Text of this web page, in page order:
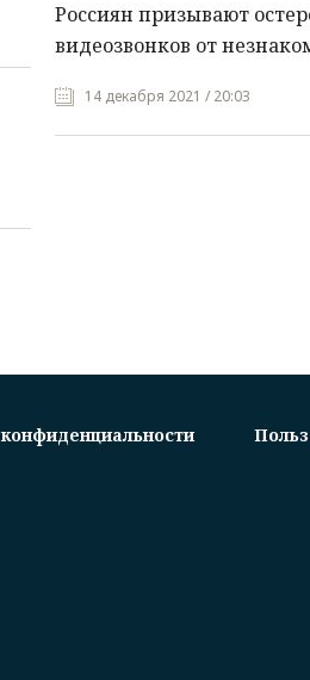
Россиян призывают
видеозвонков от
14 декабря 2021 / 20:03